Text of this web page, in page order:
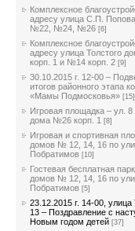
Комплексное
адресу улица С.П.
№22, №24, №26 [6]
Комплексное
адресу улица Толстого
корп. 1 и №14 корп. 2 [9]
30.10.2015 г. 12-00 –
итогов районного этапа
«Мамы Подмосковья» [15]
Игровая площадка – ул.
дома №26 корп. 1 [8]
Игровая и спортивная
домов № 12, 14, 16 по
Побратимов [10]
Гостевая бесплатная
домов № 12, 14, 16 по
Побратимов [5]
23.12.2015 г. 14-00, улица
13 – Поздравление с
Новым годом детей [37]